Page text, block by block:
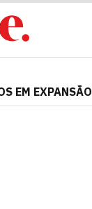
EM EXPANSÃO